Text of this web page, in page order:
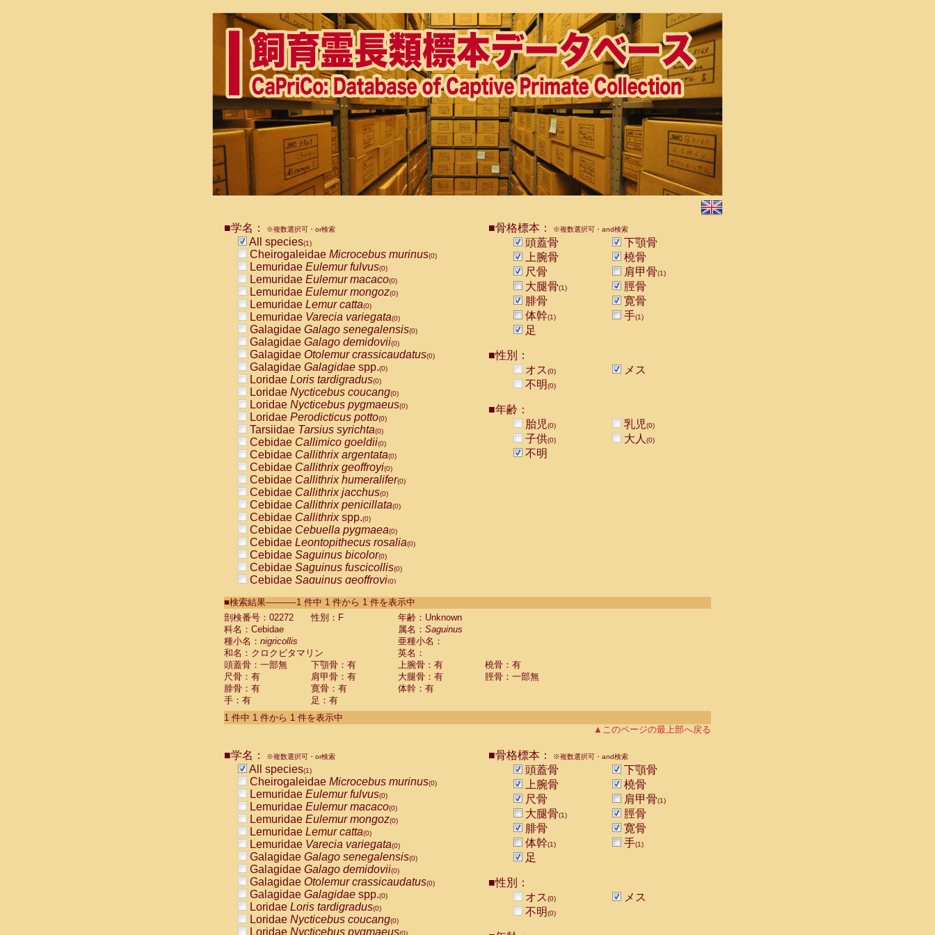
■学名： ※複数選択可・or検索
All species(1)
Cheirogaleidae Microcebus murinus(0)
Lemuridae Eulemur fulvus(0)
Lemuridae Eulemur macaco(0)
Lemuridae Eulemur mongoz(0)
Lemuridae Lemur catta(0)
Lemuridae Varecia variegata(0)
Galagidae Galago senegalensis(0)
Galagidae Galago demidovii(0)
Galagidae Otolemur crassicaudatus(0)
Galagidae Galagidae spp.(0)
Loridae Loris tardigradus(0)
Loridae Nycticebus coucang(0)
Loridae Nycticebus pygmaeus(0)
Loridae Perodicticus potto(0)
Tarsiidae Tarsius syrichta(0)
Cebidae Callimico goeldii(0)
Cebidae Callithrix argentata(0)
Cebidae Callithrix geoffroyi(0)
Cebidae Callithrix humeralifer(0)
Cebidae Callithrix jacchus(0)
Cebidae Callithrix penicillata(0)
Cebidae Callithrixspp.(0)
Cebidae Cebuella pygmaea(0)
Cebidae Leontopithecus rosalia(0)
Cebidae Saguinus bicolor(0)
Cebidae Saguinus fuscicollis(0)
Cebidae Saguinus geoffroyi(0)
CebidaeSaguinus labiatus(0)
Cebidae Saguinus leucopus (0)
Cebidae
CebidaeSaguinus mystax
CebidaeSaguinus nigricollis (1)
Cebidae Saguinus oedipus
Cebidae Saguinus weddelli
Cebidae Saguinusspp.
Cebidae Aotus trivirgatus
Cebidae Cebus albifrons
CebidaeCebus nigrivittatus
CebidaeCebus
CebidaeSaimiri boliviensis(0)
CebidaeSaimiri sciureus(0)
AtelidaeAlouatta caraya(0)
AtelidaeAlouatta fusca(0)
AtelidaeAlouatta seniculus
AtelidaeAlouattaspp.(0)
AtelidaeAteles belzebuth(0)
AtelidaeAteles geoffroyi(0)
AtelidaeAteles paniscus(0)
AtelidaeAtelesspp.(0)
Atelidae Lagothrix lagothricha
AtelidaeLagothrix lagothricha cana
PitheciidaeCacajao calvus rubicundus
■骨格標本： ※複数選択可・and検索
頭蓋骨
下顎骨
上腕骨
橈骨
尺骨
肩甲骨(1)
大腿骨(1)
脛骨
腓骨
寛骨
体幹(1) 手(1)
足
■性別：
オス(0)
メス
不明(0)
■年齢：
胎児(0) 乳児(0)
子供(0) 大人 (0)
不明
■検索結果-----------1 件中 1 件から 1 件を表示中
剖検番号：02272
性別：F
年齢：Unknown
科名：Cebidae
属名： Saguinus
種小名： nigricollis
亜種小名：
和名：クロクビタマリン
英名：
頭蓋骨：一部無
下顎骨：有 上腕骨：有
橈骨：有
尺骨：有
肩甲骨：有 大腿骨：有
脛骨：一部無
腓骨：有
寛骨：有
体幹：有
手：有
足：有
1 件中 1 件から 1 件を表示中
▲このページの最上部へ戻る
■学名： ※複数選択可・or検索
All species(1)
Cheirogaleidae Microcebus murinus(0)
Lemuridae Eulemur fulvus(0)
Lemuridae Eulemur macaco(0)
Lemuridae Eulemur mongoz(0)
Lemuridae Lemur catta(0)
Lemuridae Varecia variegata(0)
Galagidae Galago senegalensis(0)
Galagidae Galago demidovii(0)
Galagidae Otolemur crassicaudatus(0)
Galagidae Galagidae spp.(0)
Loridae Loris tardigradus(0)
Loridae Nycticebus coucang(0)
Loridae Nycticebus pygmaeus(0)
■骨格標本： ※複数選択可・and検索
頭蓋骨
下顎骨
上腕骨
橈骨
尺骨
肩甲骨(1)
大腿骨(1)
脛骨
腓骨
寛骨
体幹(1) 手(1)
足
■性別：
オス(0)
メス
不明(0)